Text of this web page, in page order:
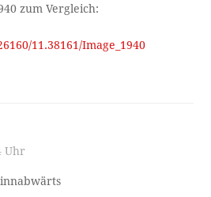
zum Vergleich:
11.38161/Image_1940
Uhr